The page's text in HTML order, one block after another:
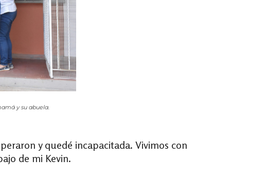
y su abuela.
y quedé incapacitada. Vivimos con
de mi Kevin.